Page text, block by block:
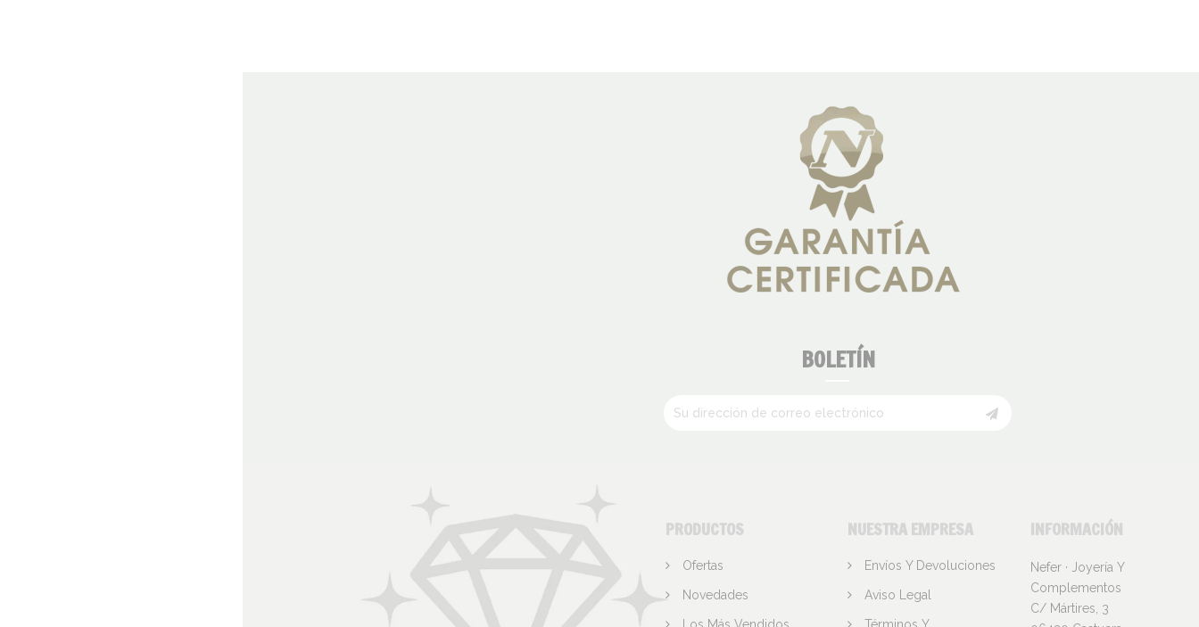
BOLETÍN
PRODUCTOS
Ofertas
Novedades
NUESTRA EMPRESA
Envíos Y Devoluciones
Aviso Legal
INFORMACIÓN
Nefer · Joyería Y
Complementos
C/ Mártires, 3